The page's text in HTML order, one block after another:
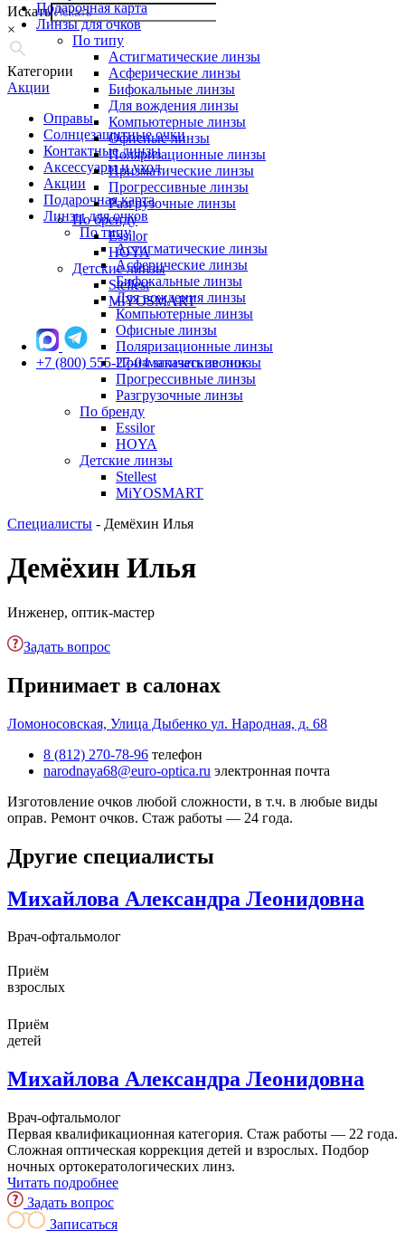
Искать
×
Категории
Акции
Оправы
Солнцезащитные очки
Контактные линзы
Аксессуары и уход
Акции
Подарочная карта
Линзы для очков
По типу
Астигматические линзы
Асферические линзы
Бифокальные линзы
Для вождения линзы
Компьютерные линзы
Офисные линзы
Поляризационные линзы
Призматические линзы
Прогрессивные линзы
Разгрузочные линзы
По бренду
Essilor
HOYA
Детские линзы
Stellest
MiYOSMART
Подарочная карта
Линзы для очков
По типу
Астигматические линзы
Асферические линзы
Бифокальные линзы
Для вождения линзы
Компьютерные линзы
Офисные линзы
Поляризационные линзы
Призматические линзы
Прогрессивные линзы
Разгрузочные линзы
По бренду
Essilor
HOYA
Детские линзы
Stellest
MiYOSMART
+7 (800) 555-27-04 заказать звонок
Специалисты - Демёхин Илья
Демёхин Илья
Инженер, оптик-мастер
Задать вопрос
Принимает в салонах
Ломоносовская, Улица Дыбенко ул. Народная, д. 68
8 (812) 270-78-96 телефон
narodnaya68@euro-optica.ru электронная почта
Изготовление очков любой сложности, в т.ч. в любые виды
оправ. Ремонт очков. Стаж работы — 24 года.
Другие специалисты
Михайлова Александра Леонидовна
Врач-офтальмолог
Приём
взрослых
Приём
детей
Михайлова Александра Леонидовна
Врач-офтальмолог
Первая квалификационная категория. Стаж работы — 22 года.
Сложная оптическая коррекция детей и взрослых. Подбор
ночных ортокератологических линз.
Читать подробнее
Задать вопрос
Записаться